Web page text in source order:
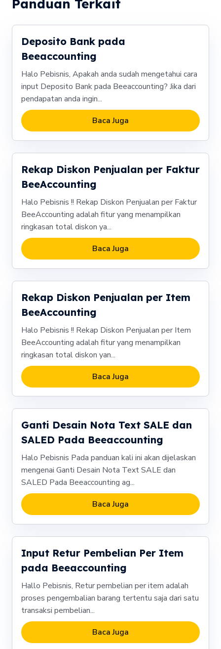
Panduan Terkait
Deposito Bank pada
Beeaccounting
Halo Pebisnis, Apakah anda sudah mengetahui cara
input Deposito Bank pada Beeaccounting? Jika dari
pendapatan anda ingin...
Baca Juga
Rekap Diskon Penjualan per Faktur
BeeAccounting
Halo Pebisnis !! Rekap Diskon Penjualan per Faktur
BeeAccounting adalah fitur yang menampilkan
ringkasan total diskon ya...
Baca Juga
Rekap Diskon Penjualan per Item
BeeAccounting
Halo Pebisnis !! Rekap Diskon Penjualan per Item
BeeAccounting adalah fitur yang menampilkan
ringkasan total diskon yan...
Baca Juga
Ganti Desain Nota Text SALE dan
SALED Pada Beeaccounting
Halo Pebisnis Pada panduan kali ini akan dijelaskan
mengenai Ganti Desain Nota Text SALE dan
SALED Pada Beeaccounting ag...
Baca Juga
Input Retur Pembelian Per Item
pada Beeaccounting
Hallo Pebisnis, Retur pembelian per item adalah
proses pengembalian barang tertentu saja dari satu
transaksi pembelian...
Baca Juga